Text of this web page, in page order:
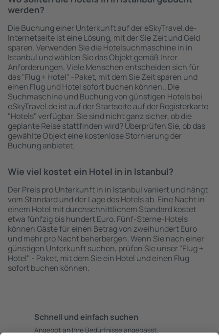
werden?
Die Buchung einer Unterkunft auf der eSkyTravel.de-
Internetseite ist eine Lösung, mit der Sie Zeit und Geld
sparen. Verwenden Sie die Hotelsuchmaschine in in
Istanbul und wählen Sie das Objekt gemäß Ihrer
Anforderungen. Viele Menschen entscheiden sich für
das "Flug + Hotel" -Paket, mit dem Sie Zeit sparen und
einen Flug und Hotel sofort buchen können.. Die
Suchmaschine und Buchung von günstigen Hotels bei
eSkyTravel.de ist auf der Startseite auf der Registerkarte
"Hotels" verfügbar. Sie sind nicht ganz sicher, ob die
geplante Reise stattfinden wird? Überprüfen Sie, ob das
gewählte Objekt eine kostenlose Stornierung der
Buchung anbietet.
Wie viel kostet ein Hotel in in Istanbul?
Der Preis pro Unterkunft in in Istanbul variiert und hängt
vom Standard und der Lage des Hotels ab. Eine Nacht in
einem Hotel mit durchschnittlichem Standard kostet
etwa fünfzig bis hundert Euro. Fünf-Sterne-Hotels
können Gäste für einen Betrag von zweihundert Euro
und mehr pro Nacht beherbergen. Wenn Sie nach einer
günstigen Unterkunft suchen, prüfen Sie unser "Flug +
Hotel" - Paket, mit dem Sie ein Hotel und einen Flug
sofort buchen können.
Schnell und einfach suchen
Angebot an Ihre Bedürfnisse angepasst.